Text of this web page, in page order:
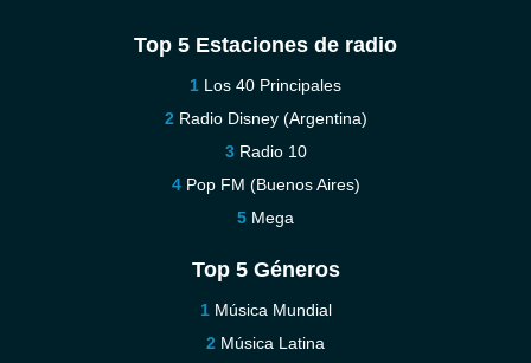
Top 5 Estaciones de radio
Los 40 Principales
Radio Disney (Argentina)
Radio 10
Pop FM (Buenos Aires)
Mega
Top 5 Géneros
Música Mundial
Música Latina